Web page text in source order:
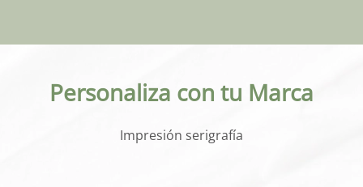
Personaliza con tu Marca
Impresión serigrafía